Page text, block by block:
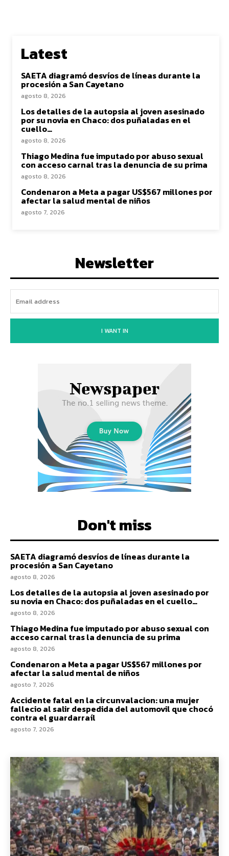
Latest
SAETA diagramó desvíos de líneas durante la
procesión a San Cayetano
agosto 8, 2026
Los detalles de la autopsia al joven asesinado
por su novia en Chaco: dos puñaladas en el
cuello…
agosto 8, 2026
Thiago Medina fue imputado por abuso sexual
con acceso carnal tras la denuncia de su prima
agosto 8, 2026
Condenaron a Meta a pagar US$567 millones por
afectar la salud mental de niños
agosto 7, 2026
Newsletter
I WANT IN
Don't miss
SAETA diagramó desvíos de líneas durante la
procesión a San Cayetano
agosto 8, 2026
Los detalles de la autopsia al joven asesinado por
su novia en Chaco: dos puñaladas en el cuello…
agosto 8, 2026
Thiago Medina fue imputado por abuso sexual con
acceso carnal tras la denuncia de su prima
agosto 8, 2026
Condenaron a Meta a pagar US$567 millones por
afectar la salud mental de niños
agosto 7, 2026
Accidente fatal en la circunvalacion: una mujer
fallecio al salir despedida del automovil que chocó
contra el guardarraíl
agosto 7, 2026